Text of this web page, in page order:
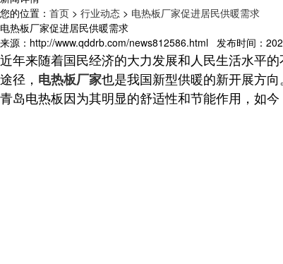
您的位置： 首页 > 行业动态 > 电热板厂家促进居民供暖需求
电热板厂家促进居民供暖需求
来源：http://www.qddrb.com/news812586.html 发布时间：
近年来随着国民经济的大力发展和人民生活水平
途径， 电热板厂家也是我国新型供暖的新开展方向。
青岛电热板因为其明显的舒适性和节能作用， 如今